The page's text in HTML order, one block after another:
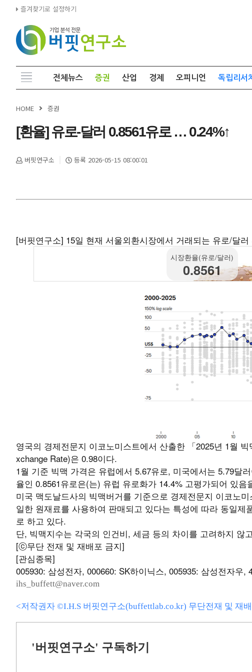
즐겨찾기로 설정하기
전체뉴스 증권 산업 경제 오피니언 독립리서
HOME 증권
[환율] 유로-달러 0.8561유로 … 0.24%↑
버핏연구소 등록 2026-05-15 08:00:01
[버핏연구소] 15일 현재 서울외환시장에서 거래되는 유로/달
시장환율(유로/달러)
0.8561
영국의 경제전문지 이코노미스트에서 산출한 「2025년 1월
xchange Rate)은 0.98이다.
1월 기준 빅맥 가격은 유럽에서 5.67유로, 미국에서는 5.79달
율인 0.8561유로은(는) 유럽 유로화가 14.4% 고평가되어 있음
미국 맥도날드사의 빅맥버거를 기준으로 경제전문지 이코노
일한 원재료를 사용하여 판매되고 있다는 특성에 따라 동일
로 하고 있다.
단, 빅맥지수는 각국의 인건비, 세금 등의 차이를 고려하지 않
[ⓒ무단 전재 및 재배포 금지]
[관심종목]
005930: 삼성전자, 000660: SK하이닉스, 005935: 삼성전자우,
ihs_buffett@naver.com
<저작권자 ©I.H.S 버핏연구소(buffettlab.co.kr) 무단전재 및 재
'버핏연구소' 구독하기